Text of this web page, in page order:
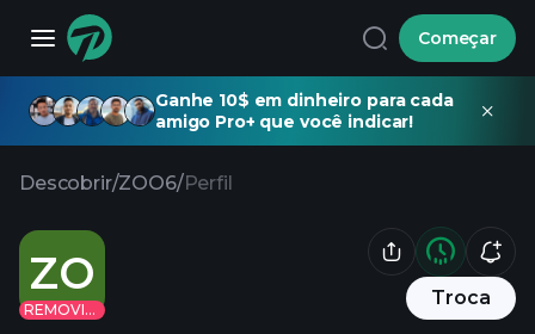
Começar
Ganhe 10$ em dinheiro para cada
amigo Pro+ que você indicar!
Descobrir/ZOO6/Perfil
ZO
REMOVIDO
Troca